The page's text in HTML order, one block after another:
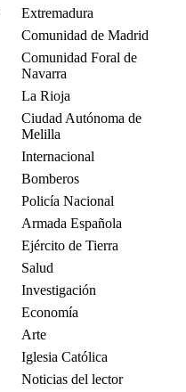
Extremadura
Comunidad de Madrid
Comunidad Foral de
Navarra
La Rioja
Ciudad Autónoma de
Melilla
Internacional
Bomberos
Policía Nacional
Armada Española
Ejército de Tierra
Salud
Investigación
Economía
Arte
Iglesia Católica
Noticias del lector